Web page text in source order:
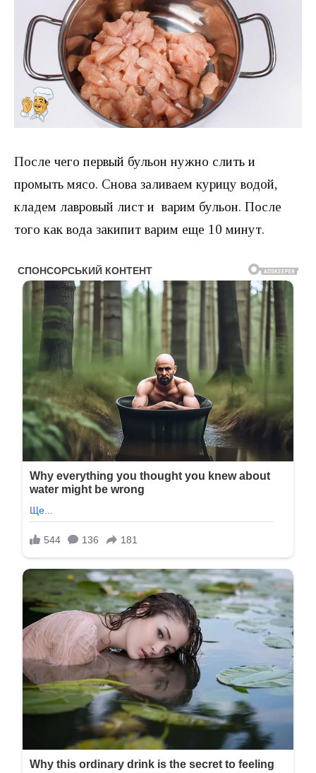
После чего первый бульон нужно слить и
промыть мясо. Снова заливаем курицу водой,
кладем лавровый лист и варим бульон. После
того как вода закипит варим еще 10 минут.